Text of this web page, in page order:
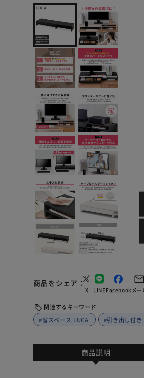
商品をシェア
X LINEFacebookメー
関連するキーワード
#省スペース LUCA
#引き出し付き
商品説明